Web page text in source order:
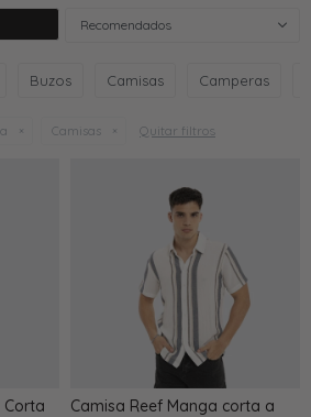
Recomendados
Buzos Camisas Camperas
Camisas Quitar filtros
Corta
Camisa Reef Manga corta a